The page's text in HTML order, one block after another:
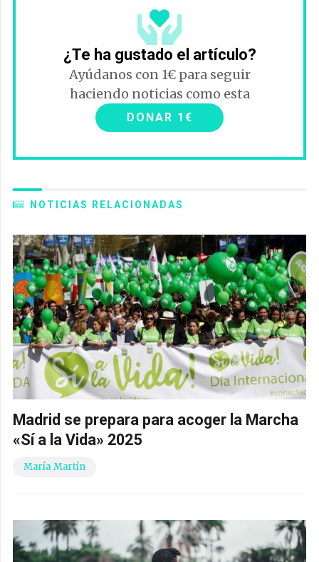
¿Te ha gustado el artículo?
Ayúdanos con 1€ para seguir
haciendo noticias como esta
DONAR 1€
NOTICIAS RELACIONADAS
Madrid se prepara para acoger la Marcha
«Sí a la Vida» 2025
María Martín